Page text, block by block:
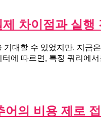
차이점과 실행
대할 수 있었지만, 지금
에 따르면, 특정 쿼리에
어의 비용 제로